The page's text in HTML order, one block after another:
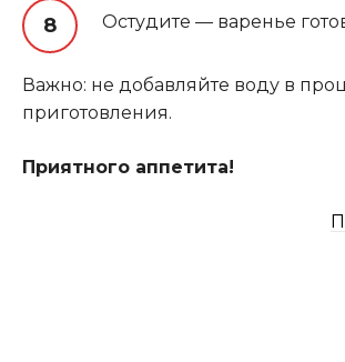
Остудите — варенье
Важно: не добавляйте воду в
приготовления.
Приятного аппетита!